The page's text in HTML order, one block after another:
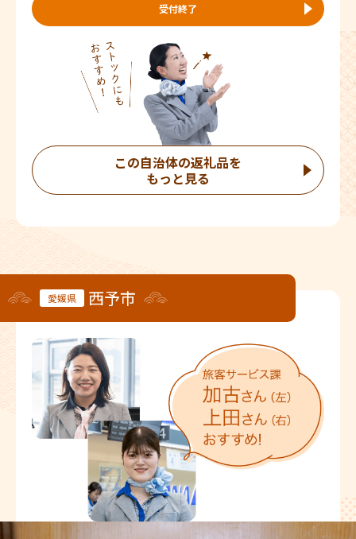
受付終了
この自治体の返礼品を
もっと見る
愛媛県 西予市